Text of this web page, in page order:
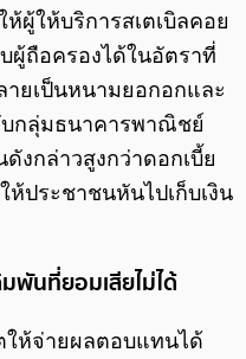
ผู้ให้บริการสเตเบิลคอย
ผู้ถือครองได้ในอัตราที่
ายเป็นหนามยอกอกและ
บกลุ่มธนาคารพาณิชย์
งกล่าวสูงกว่าดอกเบี้ย
ห้ประชาชนหันไปเก็บเงิน
พันที่ยอมเสียไม่ได้
ให้จ่ายผลตอบแทนได้